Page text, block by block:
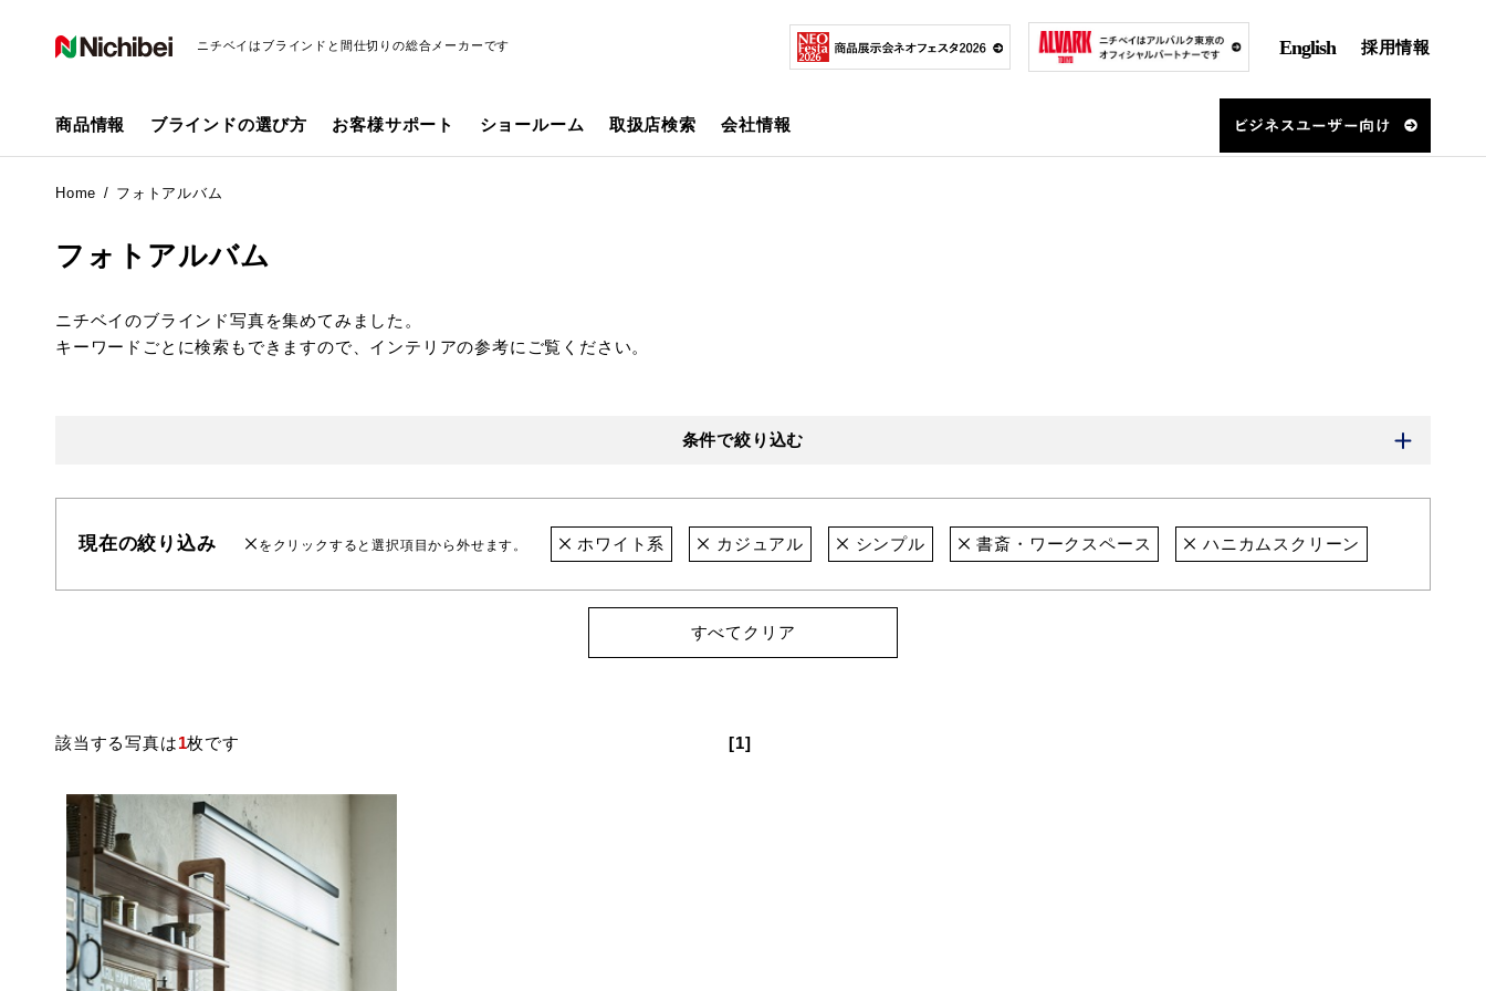
ニチベイはブラインドと間仕切りの総合メーカーです English 採用情報
商品情報 ブラインドの選び方 お客様サポート ショールーム 取扱店検索 会社情報
Home フォトアルバム
フォトアルバム
ニチベイのブラインド写真を集めてみました。
キーワードごとに検索もできますので、インテリアの参考にご覧ください。
条件で絞り込む
現在の絞り込み をクリックすると選択項目から外せます。 ホワイト系 カジュアル シンプル 書斎・ワークスペース ハニカムスクリーン
すべてクリア
該当する写真は1枚です [1]